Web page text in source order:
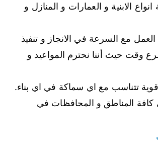
الابنية و العمارات و المنازل و
مع السرعة في الانجاز و تنفيذ
وقت حيث أننا نحترم المواعيد و
تتناسب مع اي سماكة في اي بناء.
كافة المناطق و المحافظات في